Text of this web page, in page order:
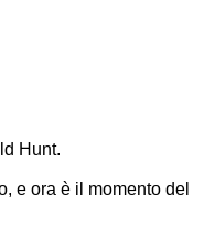
Hunt.
e ora è il momento del